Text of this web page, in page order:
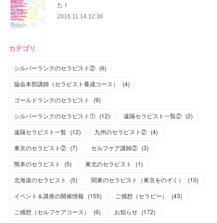
た！
2016.11.14 12:36
カテゴリ
シルバーランクのセラピスト② (6)
協会本部講師（セラピスト養成コース）
(4)
ゴールドランクのセラピスト
(9)
シルバーランクのセラピスト① (12) 遠隔セラピスト一覧② (2)
遠隔セラピスト一覧 (12) 九州のセラピスト② (4)
東京のセラピスト② (7) セルフケア講師② (3)
熊本のセラピスト
(5) 東北のセラピスト (1)
北海道のセラピスト
(5) 関東のセラピスト（東京をのぞく） (10)
イベント＆講座の開催情報 (155) ご感想（セラピー） (43)
ご感想（セルフケアコース）
(6) お知らせ (172)